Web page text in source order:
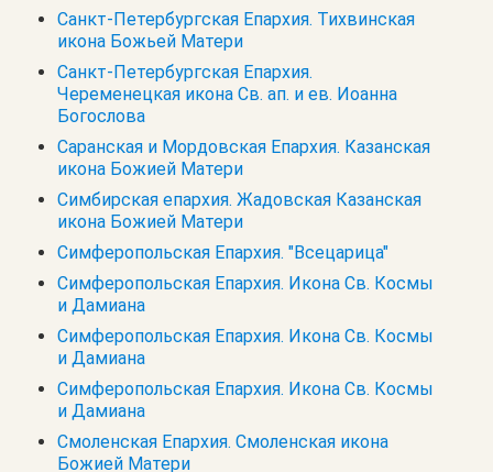
Санкт-Петербургская Епархия. Тихвинская
икона Божьей Матери
Санкт-Петербургская Епархия.
Череменецкая икона Св. ап. и ев. Иоанна
Богослова
Саранская и Мордовская Епархия. Казанская
икона Божией Матери
Симбирская епархия. Жадовская Казанская
икона Божией Матери
Симферопольская Епархия. "Всецарица"
Симферопольская Епархия. Икона Св. Космы
и Дамиана
Симферопольская Епархия. Икона Св. Космы
и Дамиана
Симферопольская Епархия. Икона Св. Космы
и Дамиана
Смоленская Епархия. Смоленская икона
Божией Матери